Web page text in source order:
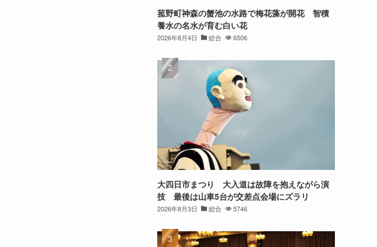
菰野町神森の蟹池の水路で梅花藻が開花 智積
養水の名水が育む白い花
2026年8月4日 総合 6506
大四日市まつり 大入道は故障を抱えながら演
技 最後は山車5台が交差点会場にズラリ
2026年8月3日 総合 5746